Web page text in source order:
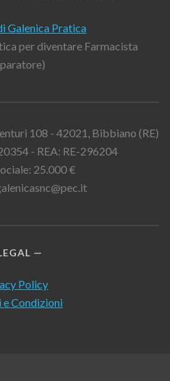
Galenica Pratica
per diventare Farmacista
108 - 42021, Bibbiano (RE)
- REA: RE-296204
25.000 €
Policy
e Condizioni